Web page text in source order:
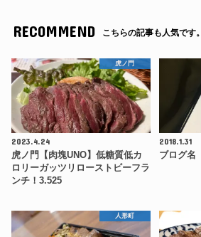
RECOMMEND こちらの記事も人気です。
虎ノ門
2023.4.24
虎ノ門【肉塊UNO】低糖質低カ
ロリーガッツリローストビーフラ
ンチ！3.525
2018.1.31
ブログ名
人形町